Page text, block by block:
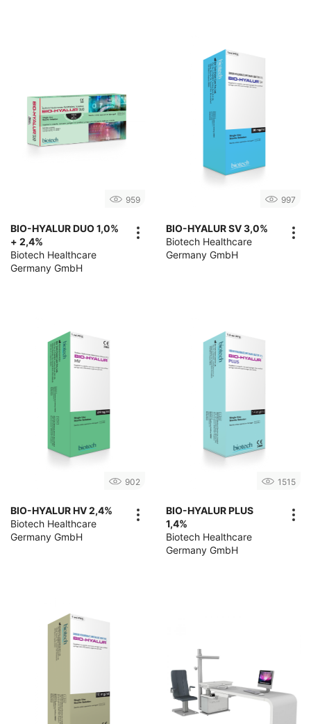
959
BIO-HYALUR DUO 1,0%
+ 2,4%
Biotech Healthcare
Germany GmbH
997
BIO-HYALUR SV 3,0%
Biotech Healthcare
Germany GmbH
902
BIO-HYALUR HV 2,4%
Biotech Healthcare
Germany GmbH
1515
BIO-HYALUR PLUS
1,4%
Biotech Healthcare
Germany GmbH